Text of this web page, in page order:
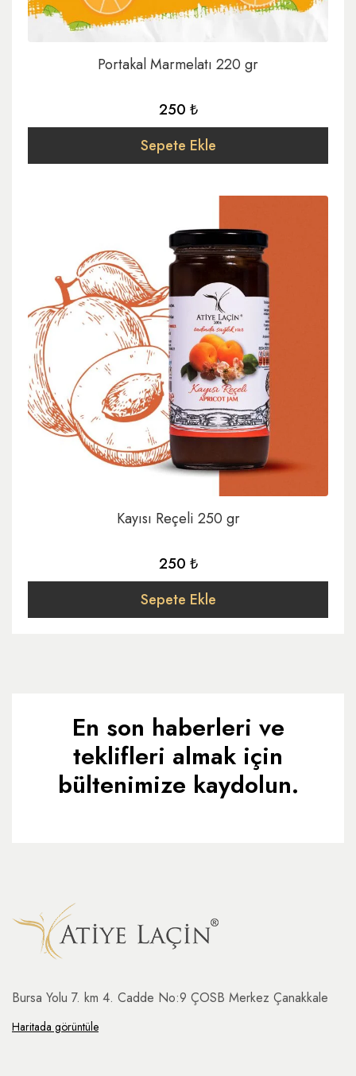
Portakal Marmelatı 220 gr
250 ₺
Sepete Ekle
Kayısı Reçeli 250 gr
250 ₺
Sepete Ekle
En son haberleri ve
teklifleri almak için
bültenimize kaydolun.
Bursa Yolu 7. km 4. Cadde No:9 ÇOSB Merkez Çanakkale
Haritada görüntüle